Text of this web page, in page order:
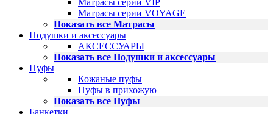
Матрасы серии VIP
Матрасы серии VOYAGE
Показать все Матрасы
Подушки и аксессуары
АКСЕССУАРЫ
Показать все Подушки и аксессуары
Пуфы
Кожаные пуфы
Пуфы в прихожую
Показать все Пуфы
Банкетки